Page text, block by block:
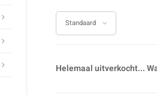
Standaard
Helemaal uitverkocht...